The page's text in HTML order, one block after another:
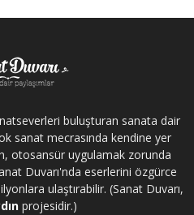
buluşturan sanata dair
sanat mecrasında kendine yer
otosansür uygulamak zorunda
Duvarı'nda eserlerini özgürce
ulaştırabilir. (Sanat Duvarı,
projesidir.)